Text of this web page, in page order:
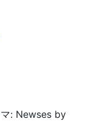
: Newses by